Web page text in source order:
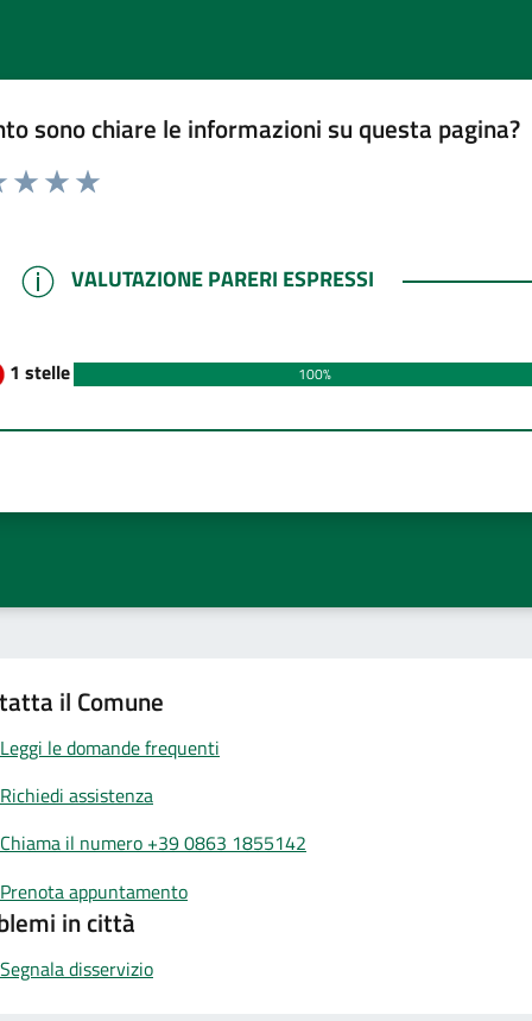
sono chiare le informazioni su questa pagina?
VALUTAZIONE PARERI ESPRESSI
VALUTAZIONE PARERI ESPRESSI
1 stelle 100%
il Comune
Leggi le domande frequenti
Richiedi assistenza
Chiama il numero +39 0863 1855142
Prenota appuntamento
in città
Segnala disservizio